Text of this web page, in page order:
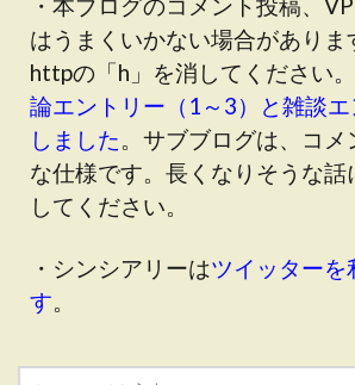
はうまくいかない場合がありま
httpの「h」を消してください。
論エントリー（1～3）と雑談
しました。サブブログは、コ
な仕様です。長くなりそうな話
してください。
・シンシアリーはツイッターを
す。